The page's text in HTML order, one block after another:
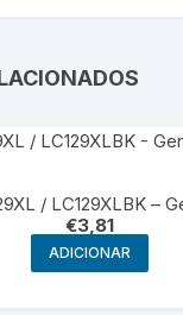
/ LC129XLBK –
€3,81
ADICIONAR